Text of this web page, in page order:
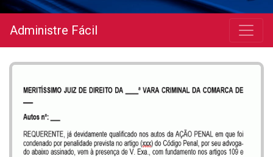
Administre Fácil